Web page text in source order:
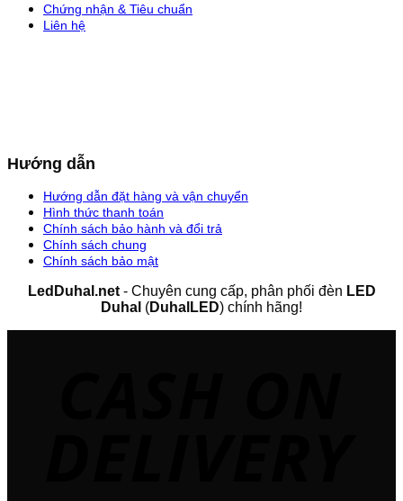
Chứng nhận & Tiêu chuẩn
Liên hệ
Hướng dẫn
Hướng dẫn đặt hàng và vận chuyển
Hình thức thanh toán
Chính sách bảo hành và đổi trả
Chính sách chung
Chính sách bảo mật
LedDuhal.net- Chuyên cung cấp, phân phối đèn LED
Duhal (DuhalLED) chính hãng!